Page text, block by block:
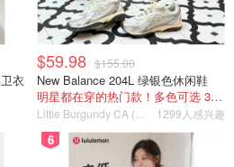
Santamedical血氧仪
衣
$59.98 $155.00
New Balance 204L 绿银色休闲鞋
明星都在穿的热门款！多色可选 3.8折
1299人感兴趣
6